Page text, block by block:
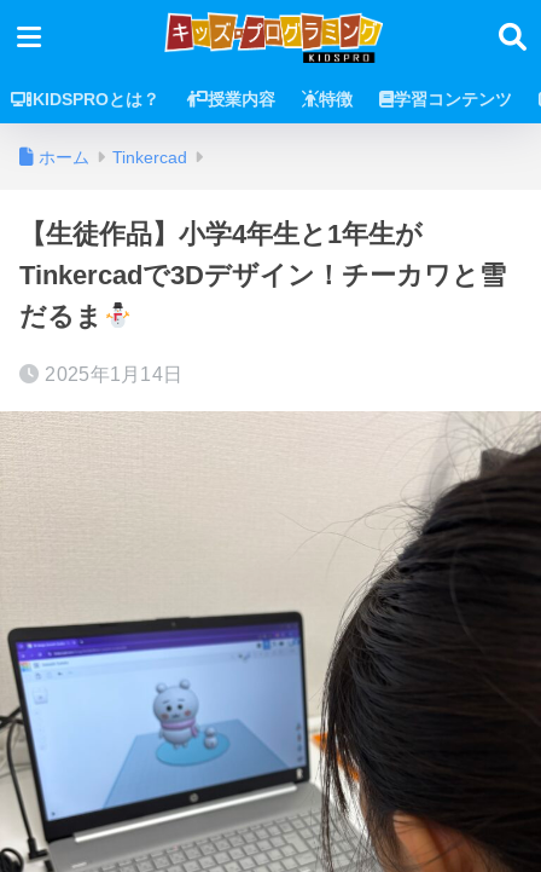
KIDSPROとは？ 授業内容 特徴 学習コンテンツ
ホーム Tinkercad
【生徒作品】小学4年生と1年生が
Tinkercadで3Dデザイン！チーカワと雪
だるま
2025年1月14日